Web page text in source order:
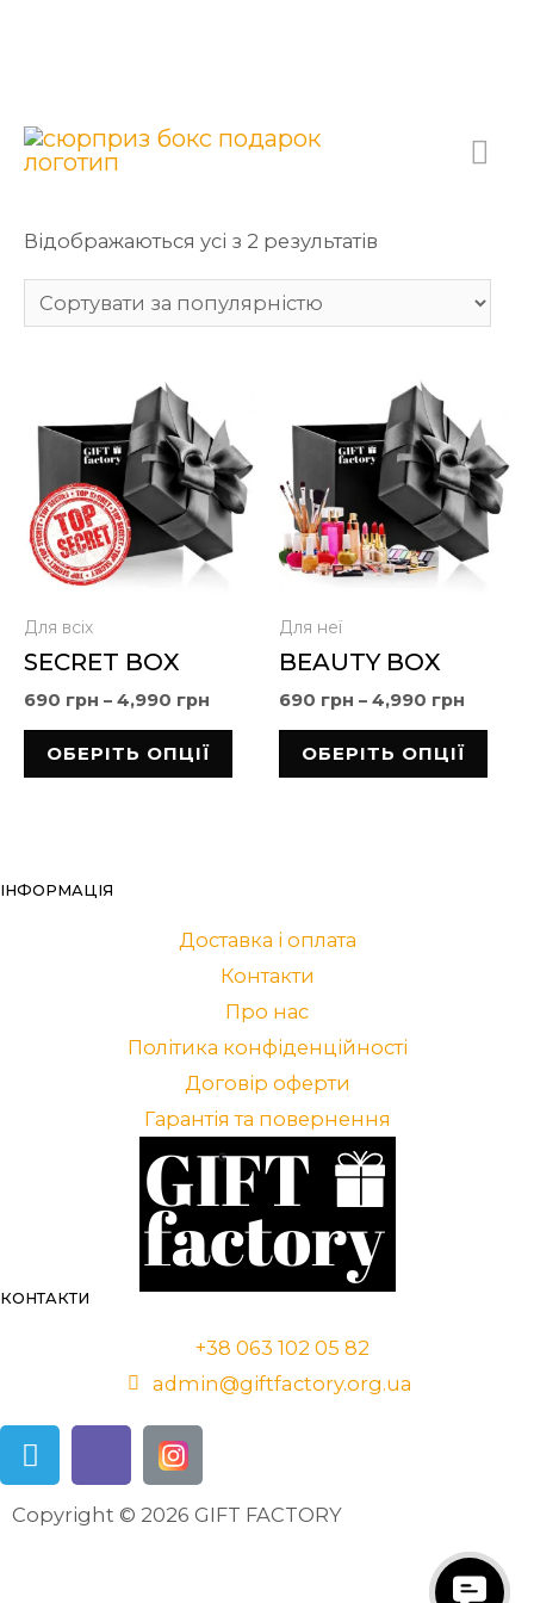
Відображаються усі з 2 результатів
Для всіх
SECRET BOX
690 грн – 4,990 грн
ОБЕРІТЬ ОПЦІЇ
Для неї
BEAUTY BOX
690 грн – 4,990 грн
ОБЕРІТЬ ОПЦІЇ
КОНТАКТИ
+38 063 102 05 82
admin@giftfactory.org.ua
ІНФОРМАЦІЯ
Доставка і оплата
Контакти
Про нас
Політика конфіденційності
Договір оферти
Гарантія та повернення
Copyright © 2026 GIFT FACTORY